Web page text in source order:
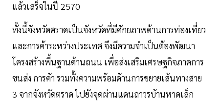
แล้วเสร็จในปี 2570
ทั้งนี้จังหวัดตราดเป็นจังหวัดที่มีศักยภาพด้านการท่องเที่ยว
และการค้าระหว่างประเทศ จึงมีความจำเป็นต้องพัฒนา
โครงสร้างพื้นฐานด้านถนน เพื่อส่งเสริมเศรษฐกิจภาคการ
ขนส่ง การค้า รวมทั้งความพร้อมด้านการขยายเส้นทางสาย
3 จากจังหวัดตราด ไปยังจุดผ่านแดนถาวรบ้านหาดเล็ก